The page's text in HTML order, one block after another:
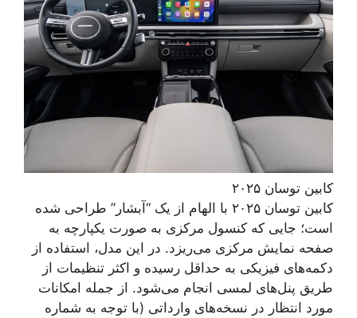
کابین توسان ۲۰۲۵
کابین توسان ۲۰۲۵ با الهام از یک “آبشار” طراحی شده
است؛ جایی که کنسول مرکزی به صورت یکپارچه به
صفحه نمایش مرکزی می‌ریزد. در این مدل، استفاده از
دکمه‌های فیزیکی به حداقل رسیده و اکثر تنظیمات از
طریق پنل‌های لمسی انجام می‌شود. از جمله امکانات
مورد انتظار در نسخه‌های وارداتی (با توجه به شماره